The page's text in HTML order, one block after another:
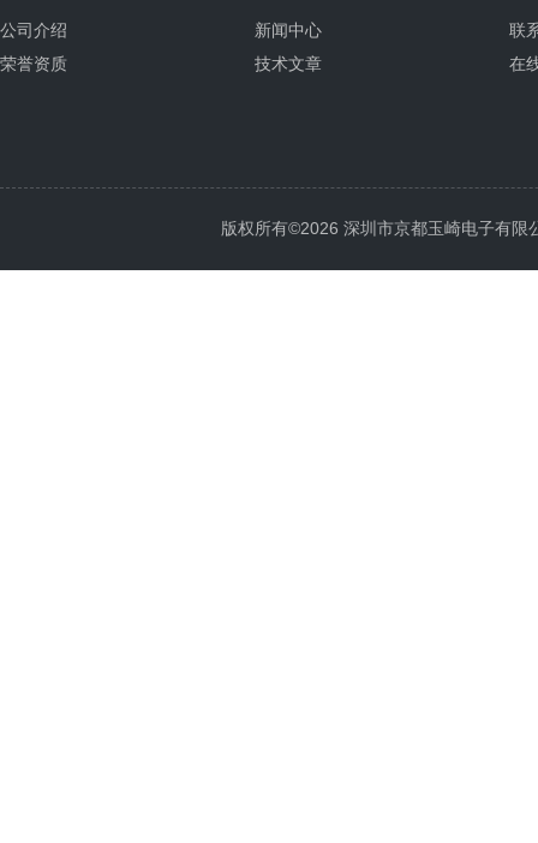
公司介绍
荣誉资质
新闻中心
技术文章
联
在
版权所有©2026 深圳市京都玉崎电子有